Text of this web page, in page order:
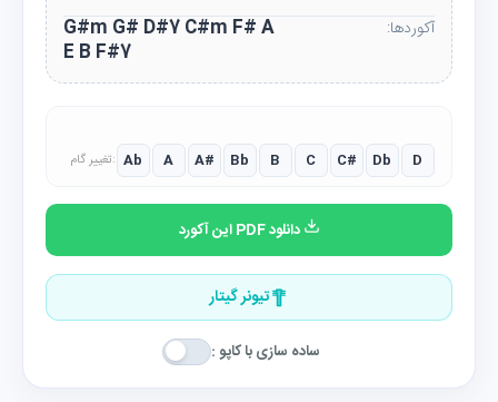
آکوردها:
G#m G# D#7 C#m F# A
E B F#7
تغییر گام: Ab A A# Bb B C C# Db D
دانلود PDF این آکورد
تیونر گیتار
ساده سازی با کاپو :